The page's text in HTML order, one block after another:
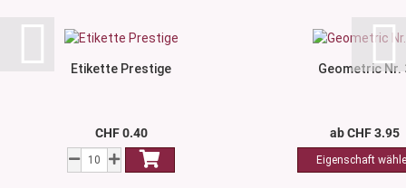
Etikette Prestige
CHF 0.40
Geometric Nr.
ab CHF 3.95